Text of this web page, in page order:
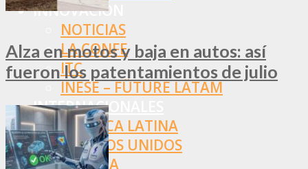
INNOVACIÓN
NOTICIAS
LA CONFE
ITC
INESE – FÜTURE LATAM
INTERNACIONALES
AMÉRICA LATINA
ESTADOS UNIDOS
EUROPA
Alza en motos y baja en autos: así
fueron los patentamientos de julio